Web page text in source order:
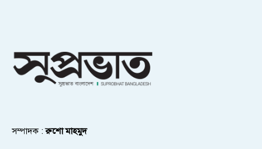
সম্পাদক :রুশো মাহমুদ